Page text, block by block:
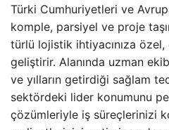
Türki Cumhuriyetleri ve
komple, parsiyel ve proje
türlü lojistik ihtiyacınıza
geliştirir. Alanında uzman
ve yılların getirdiği sağlam
sektördeki lider konumunu
çözümleriyle iş süreçlerinizi